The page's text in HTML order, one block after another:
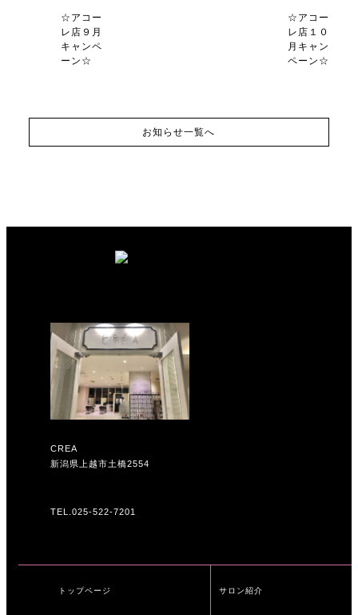
☆アコー
レ店９月
キャンペ
ーン☆
☆アコー
レ店１０
月キャン
ペーン☆
お知らせ一覧へ
CREA
新潟県上越市土橋2554
TEL.025-522-7201
トップページ サロン紹介